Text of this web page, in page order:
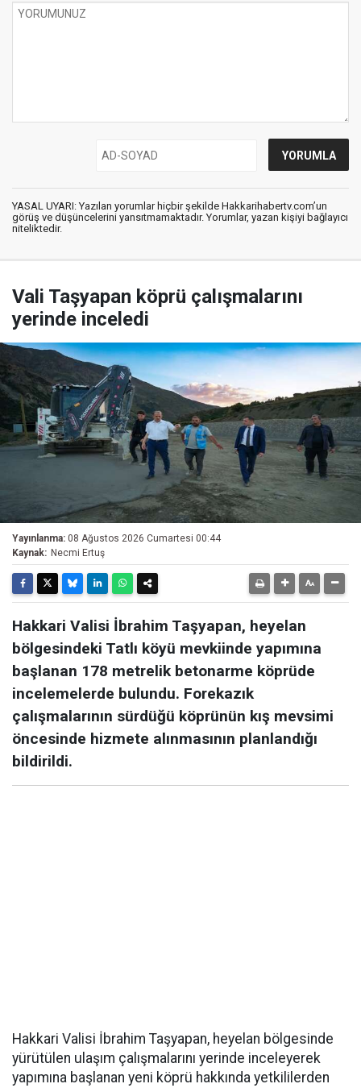
YASAL UYARI: Yazılan yorumlar hiçbir şekilde Hakkarihabertv.com’un
görüş ve düşüncelerini yansıtmamaktadır. Yorumlar, yazan kişiyi bağlayıcı
niteliktedir.
Vali Taşyapan köprü çalışmalarını
yerinde inceledi
Yayınlanma: 08 Ağustos 2026 Cumartesi 00:44
Kaynak: Necmi Ertuş
Hakkari Valisi İbrahim Taşyapan, heyelan
bölgesindeki Tatlı köyü mevkiinde yapımına
başlanan 178 metrelik betonarme köprüde
incelemelerde bulundu. Forekazık
çalışmalarının sürdüğü köprünün kış mevsimi
öncesinde hizmete alınmasının planlandığı
bildirildi.
Hakkari Valisi İbrahim Taşyapan, heyelan bölgesinde
yürütülen ulaşım çalışmalarını yerinde inceleyerek
yapımına başlanan yeni köprü hakkında yetkililerden